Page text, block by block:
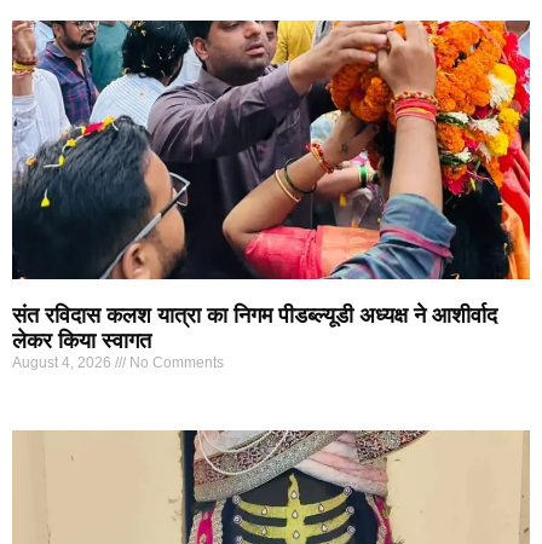
संत रविदास कलश यात्रा का निगम पीडब्ल्यूडी अध्यक्ष ने आशीर्वाद
लेकर किया स्वागत
August 4, 2026 No Comments